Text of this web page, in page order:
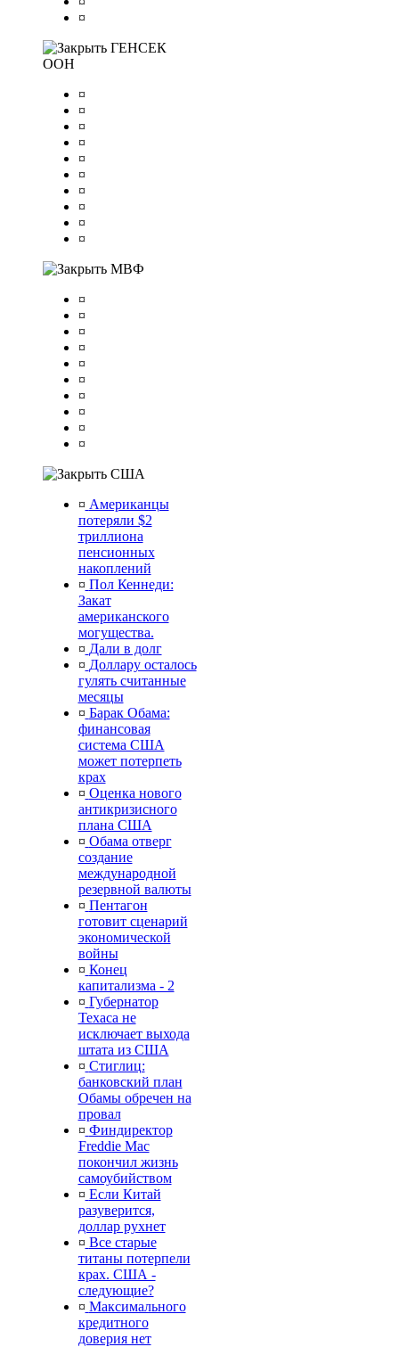
¤
ГЕНСЕК
ООН
¤
¤
¤
¤
¤
¤
¤
¤
¤
¤
МВФ
¤
¤
¤
¤
¤
¤
¤
¤
¤
¤
США
¤ Американцы
потеряли $2
триллиона
пенсионных
накоплений
¤ Пол Кеннеди:
Закат
американского
могущества.
¤ Дали в долг
¤ Доллару осталось
гулять считанные
месяцы
¤ Барак Обама:
финансовая
система США
может потерпеть
крах
¤ Оценка нового
антикризисного
плана США
¤ Обама отверг
создание
международной
резервной валюты
¤ Пентагон
готовит сценарий
экономической
войны
¤ Конец
капитализма - 2
¤ Губернатор
Техаса не
исключает выхода
штата из США
¤ Стиглиц:
банковский план
Обамы обречен на
провал
¤ Финдиректор
Freddie Mac
покончил жизнь
самоубийством
¤ Если Китай
разуверится,
доллар рухнет
¤ Все старые
титаны потерпели
крах. США -
следующие?
¤ Максимального
кредитного
доверия нет